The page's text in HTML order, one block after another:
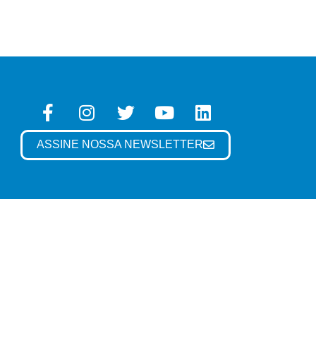
ASSINE NOSSA NEWSLETTER